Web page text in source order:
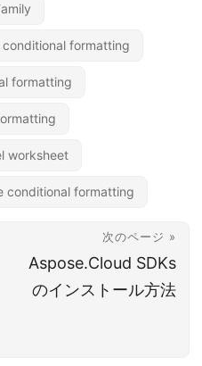
formatting
formatting
worksheet
conditional formatting
次のページ »
Aspose.Cloud SDKs
のインストール方法